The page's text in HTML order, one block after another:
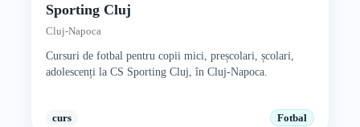
Sporting Cluj
Cluj-Napoca
Cursuri de fotbal pentru copii mici, preșcolari, școlari,
adolescenți la CS Sporting Cluj, în Cluj-Napoca.
curs Fotbal